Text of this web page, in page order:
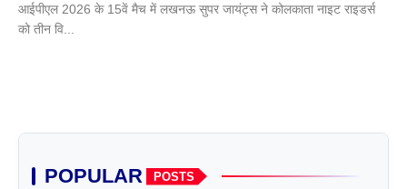
आईपीएल 2026 के 15वें मैच में लखनऊ सुपर जायंट्स ने कोलकाता नाइट राइडर्स
को तीन वि...
POPULAR POSTS